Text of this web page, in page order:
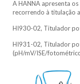
A HANNA apresenta
recorrendo à titulação
HI930-02, Titulador
HI931-02, Titulador
(pH/mV/ISE/